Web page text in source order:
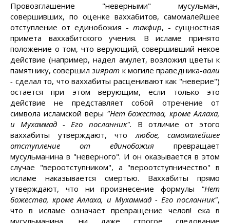
Провозглашение "неверными" мусульман,
совершивших, по оценке ваххабитов, самомалейшее
отступление от единобожия - такфир, - сущностная
примета ваххабитского учения. В исламе принято
положение о том, что верующий, совершивший некое
действие (например, надел амулет, возложил цветы к
памятнику, совершилзиярат к могиле праведника-вали
- сделал то, что ваххабиты расценивают как "неверие")
остается при этом верующим, если только это
действие не представляет собой отречение от
символа исламской веры "Нет божества, кроме Аллаха,
и Мухаммад - Его посланник". В отличие от этого
ваххабиты утверждают, чтолюбое, самомалейшее
отступление от единобожия превращает
мусульманина в "неверного". И он оказывается в этом
случае "вероотступником", а "вероотступничество" в
исламе наказывается смертью. Ваххабиты прямо
утверждают, что ни произнесение формулы "Нет
божества, кроме Аллаха, и Мухаммад - Его посланник",
что в исламе означает превращение челов! ека в
мусульманина, ни даже строгое следование